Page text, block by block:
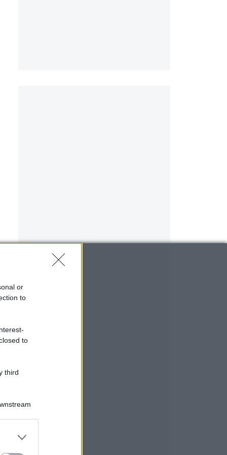
or
to
to
third